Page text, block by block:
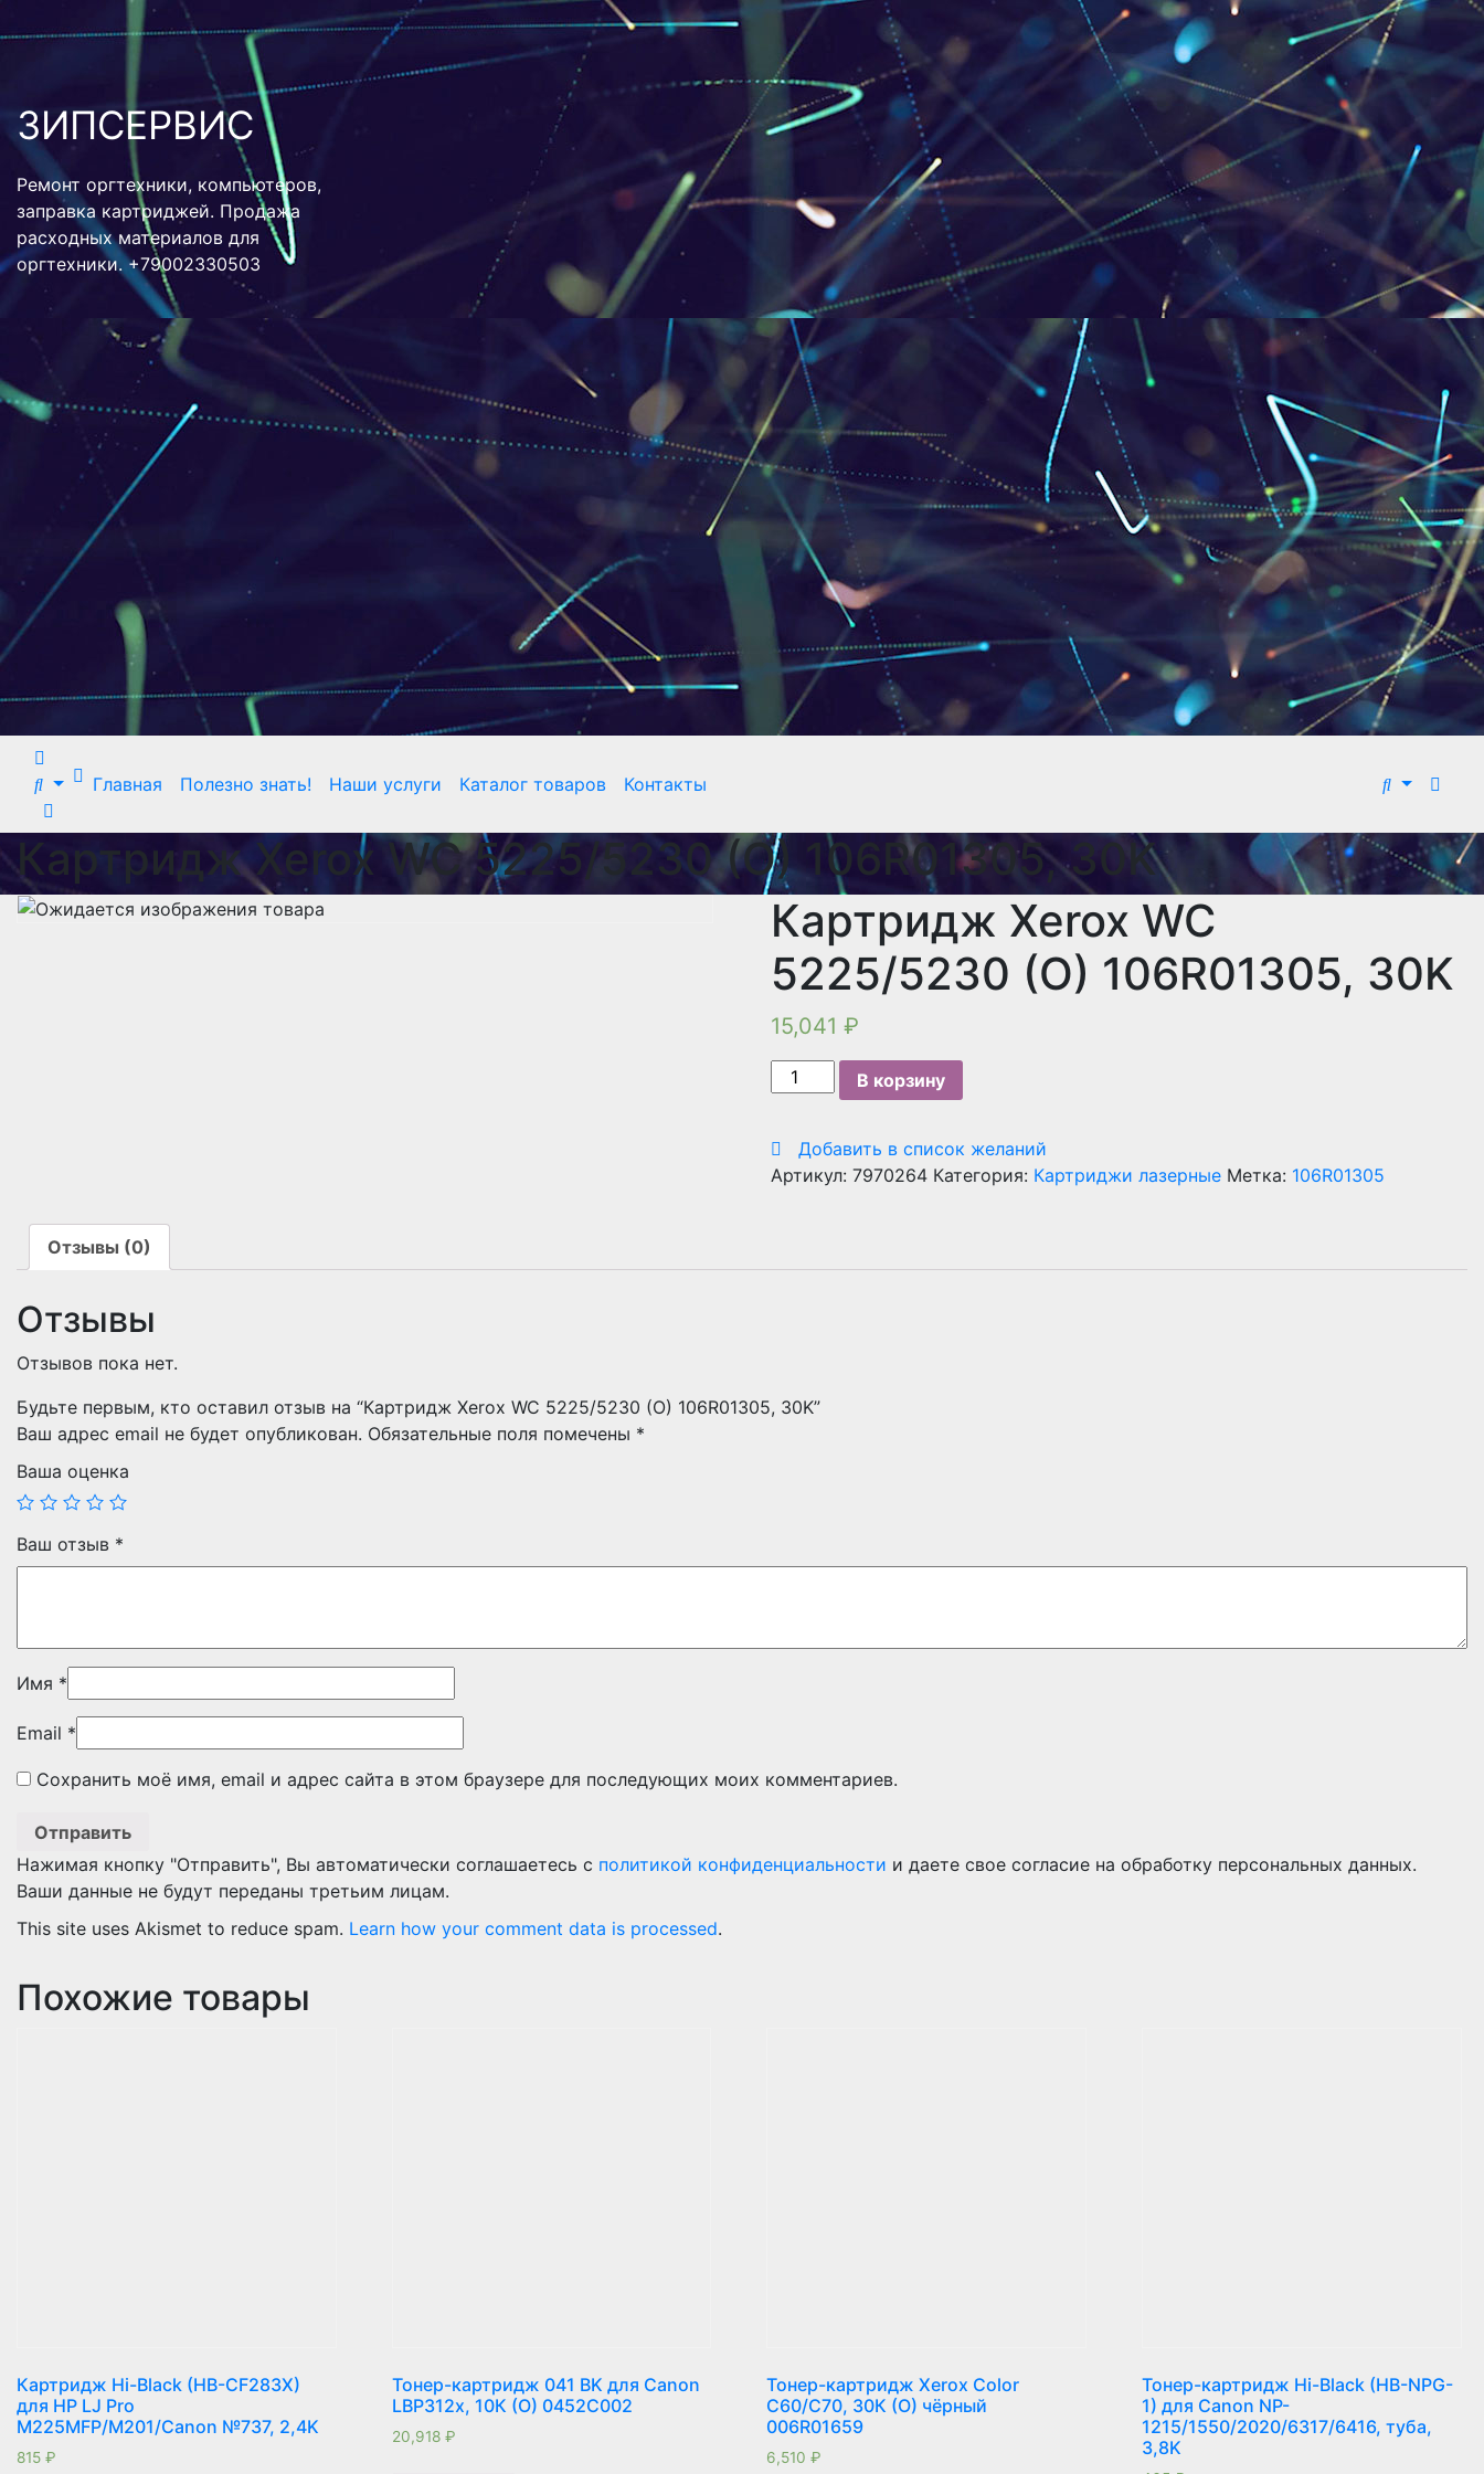
ЗИПСЕРВИС
Ремонт оргтехники, компьютеров,
заправка картриджей. Продажа
расходных материалов для
оргтехники. +79002330503
Главная Полезно знать! Наши услуги Каталог товаров Контакты
Картридж Xerox WC 5225/5230 (O) 106R01305, 30K
Картридж Xerox WC
5225/5230 (O) 106R01305, 30K
15,041₽
Количество
товара
Xerox
WC
В корзину
Добавить в список желаний
Артикул:7970264 Категория: Картриджи лазерные Метка: 106R01305
Отзывы (0)
Отзывы
Отзывов пока нет.
Будьте первым, кто оставил отзыв на “Картридж Xerox WC 5225/5230 (O) 106R01305, 30K”
Ваш адрес email не будет опубликован. Обязательные поля помечены *
Ваша оценка
Ваш отзыв *
Имя *
Email *
Сохранить моё имя, email и адрес сайта в этом браузере для последующих моих комментариев.
Нажимая кнопку "Отправить", Вы автоматически соглашаетесь с политикой конфиденциальности и даете свое согласие на обработку персональных данных.
Ваши данные не будут переданы третьим лицам.
This site uses Akismet to reduce spam. Learn how your comment data is processed.
Похожие товары
Картридж Hi-Black (HB-CF283X)
для HP LJ Pro
M225MFP/M201/Canon №737, 2,4K
815 ₽
Тонер-картридж 041 BK для Canon
LBP312x, 10К (О) 0452C002
20,918 ₽
Тонер-картридж Xerox Color
C60/C70, 30К (О) чёрный
006R01659
6,510₽
Тонер-картридж Hi-Black (HB-NPG-
1) для Canon NP-
1215/1550/2020/6317/6416, туба,
3,8K